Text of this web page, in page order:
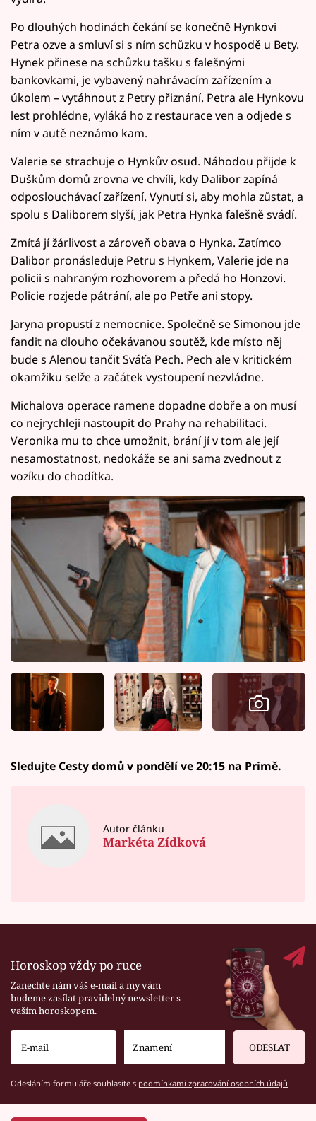
Po dlouhých hodinách čekání se konečně Hynkovi
Petra ozve a smluví si s ním schůzku v hospodě u Bety.
Hynek přinese na schůzku tašku s falešnými
bankovkami, je vybavený nahrávacím zařízením a
úkolem – vytáhnout z Petry přiznání. Petra ale Hynkovu
lest prohlédne, vyláká ho z restaurace ven a odjede s
ním v autě neznámo kam.
Valerie se strachuje o Hynkův osud. Náhodou přijde k
Duškům domů zrovna ve chvíli, kdy Dalibor zapíná
odposlouchávací zařízení. Vynutí si, aby mohla zůstat, a
spolu s Daliborem slyší, jak Petra Hynka falešně svádí.
Zmítá jí žárlivost a zároveň obava o Hynka. Zatímco
Dalibor pronásleduje Petru s Hynkem, Valerie jde na
policii s nahraným rozhovorem a předá ho Honzovi.
Policie rozjede pátrání, ale po Petře ani stopy.
Jaryna propustí z nemocnice. Společně se Simonou jde
fandit na dlouho očekávanou soutěž, kde místo něj
bude s Alenou tančit Sváťa Pech. Pech ale v kritickém
okamžiku selže a začátek vystoupení nezvládne.
Michalova operace ramene dopadne dobře a on musí
co nejrychleji nastoupit do Prahy na rehabilitaci.
Veronika mu to chce umožnit, brání jí v tom ale její
nesamostatnost, nedokáže se ani sama zvednout z
vozíku do chodítka.
Sledujte Cesty domů v pondělí ve 20:15 na Primě.
Autor článku
Markéta Zídková
Horoskop vždy po ruce
Zanechte nám váš e-mail a my vám
budeme zasílat pravidelný newsletter s
vaším horoskopem.
ODESLAT
Odesláním formuláře souhlasíte s podmínkami zpracování osobních údajů